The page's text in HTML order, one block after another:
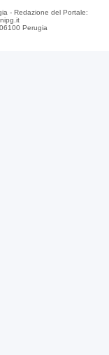
- Redazione del Portale:
Perugia